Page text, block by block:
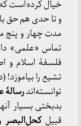
خیال کرده است
و تا حدی هم حق
مدت چهار و پنج
تماس «علمی»
فلسفهٔ اسلام و
تشیع را بیاموزد!
توانسته‌اندرسالهٔ
بدبختی بسیار
قبیلکحل‌البصر